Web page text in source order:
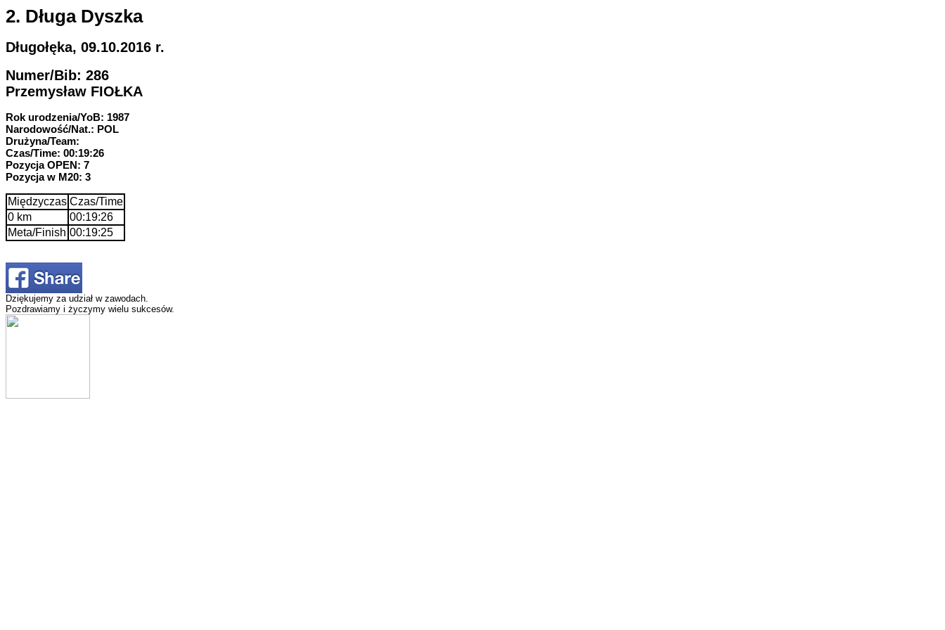
2. Długa Dyszka
Długołęka, 09.10.2016 r.
Numer/Bib: 286
Przemysław FIOŁKA
Rok urodzenia/YoB: 1987
Narodowość/Nat.: POL
Drużyna/Team:
Czas/Time: 00:19:26
Pozycja OPEN: 7
Pozycja w M20: 3
Międzyczas Czas/Time
0 km
00:19:26
Meta/Finish 00:19:25
Dziękujemy za udział w zawodach.
Pozdrawiamy i życzymy wielu sukcesów.